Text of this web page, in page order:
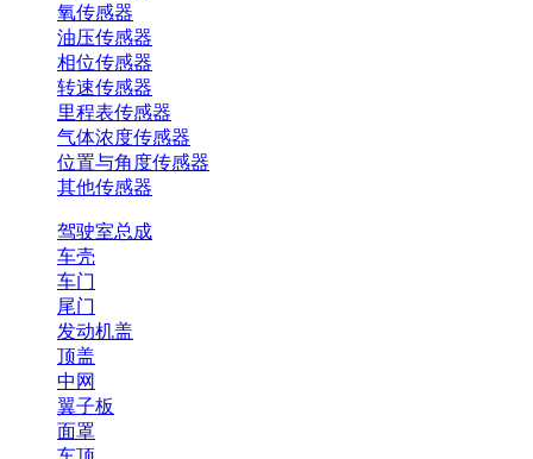
氧传感器
油压传感器
相位传感器
转速传感器
里程表传感器
气体浓度传感器
位置与角度传感器
其他传感器
驾驶室总成
车壳
车门
尾门
发动机盖
顶盖
中网
翼子板
面罩